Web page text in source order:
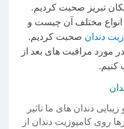
تبریز صحبت کردیم.
انواع مختلف آن چیست و
دندان صحبت کردیم.
باشید تا در مورد مراقبت های بعد از
کنیم.
دندان های ما تاثیر
روی کامپوزیت دندان از